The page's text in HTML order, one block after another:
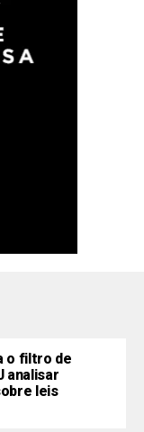
o filtro de
analisar
leis